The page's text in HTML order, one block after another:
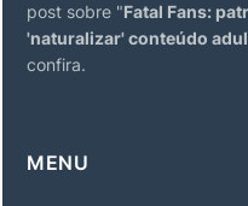
post sobre "Fatal Fans:
'naturalizar' conteúdo
confira.
MENU